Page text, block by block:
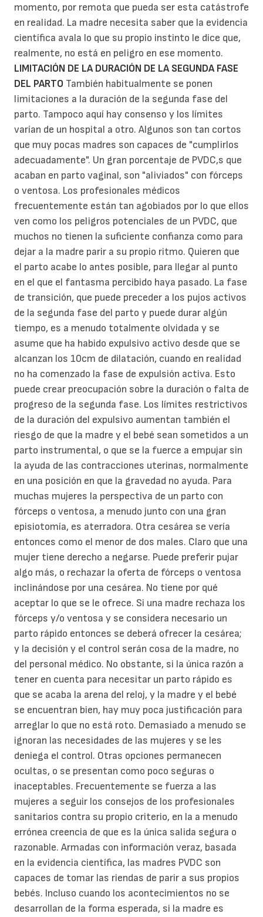
momento, por remota que pueda ser esta catástrofe
en realidad. La madre necesita saber que la evidencia
científica avala lo que su propio instinto le dice que,
realmente, no está en peligro en ese momento.
LIMITACIÓN DE LA DURACIÓN DE LA SEGUNDA FASE
DEL PARTO También habitualmente se ponen
limitaciones a la duración de la segunda fase del
parto. Tampoco aquí hay consenso y los límites
varían de un hospital a otro. Algunos son tan cortos
que muy pocas madres son capaces de "cumplirlos
adecuadamente". Un gran porcentaje de PVDC,s que
acaban en parto vaginal, son "aliviados" con fórceps
o ventosa. Los profesionales médicos
frecuentemente están tan agobiados por lo que ellos
ven como los peligros potenciales de un PVDC, que
muchos no tienen la suficiente confianza como para
dejar a la madre parir a su propio ritmo. Quieren que
el parto acabe lo antes posible, para llegar al punto
en el que el fantasma percibido haya pasado. La fase
de transición, que puede preceder a los pujos activos
de la segunda fase del parto y puede durar algún
tiempo, es a menudo totalmente olvidada y se
asume que ha habido expulsivo activo desde que se
alcanzan los 10cm de dilatación, cuando en realidad
no ha comenzado la fase de expulsión activa. Esto
puede crear preocupación sobre la duración o falta de
progreso de la segunda fase. Los límites restrictivos
de la duración del expulsivo aumentan también el
riesgo de que la madre y el bebé sean sometidos a un
parto instrumental, o que se la fuerce a empujar sin
la ayuda de las contracciones uterinas, normalmente
en una posición en que la gravedad no ayuda. Para
muchas mujeres la perspectiva de un parto con
fórceps o ventosa, a menudo junto con una gran
episiotomía, es aterradora. Otra cesárea se vería
entonces como el menor de dos males. Claro que una
mujer tiene derecho a negarse. Puede preferir pujar
algo más, o rechazar la oferta de fórceps o ventosa
inclinándose por una cesárea. No tiene por qué
aceptar lo que se le ofrece. Si una madre rechaza los
fórceps y/o ventosa y se considera necesario un
parto rápido entonces se deberá ofrecer la cesárea;
y la decisión y el control serán cosa de la madre, no
del personal médico. No obstante, si la única razón a
tener en cuenta para necesitar un parto rápido es
que se acaba la arena del reloj, y la madre y el bebé
se encuentran bien, hay muy poca justificación para
arreglar lo que no está roto. Demasiado a menudo se
ignoran las necesidades de las mujeres y se les
deniega el control. Otras opciones permanecen
ocultas, o se presentan como poco seguras o
inaceptables. Frecuentemente se fuerza a las
mujeres a seguir los consejos de los profesionales
sanitarios contra su propio criterio, en la a menudo
errónea creencia de que es la única salida segura o
razonable. Armadas con información veraz, basada
en la evidencia científica, las madres PVDC son
capaces de tomar las riendas de parir a sus propios
bebés. Incluso cuando los acontecimientos no se
desarrollan de la forma esperada, si la madre es